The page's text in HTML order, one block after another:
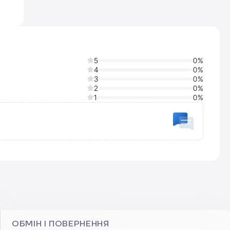
5
0%
4
0%
3
0%
2
0%
1
0%
ОБМІН І ПОВЕРНЕННЯ